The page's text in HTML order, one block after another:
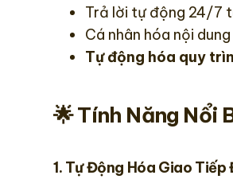
Trả lời tự động 24/7
Cá nhân hóa nội
Tự động hóa quy
🌟 Tính Năng Nổi
1. Tự Động Hóa Giao Tiếp